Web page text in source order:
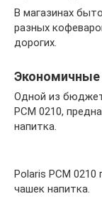
В магазинах
разных
дорогих.
Экономичные
Одной из
PCM 0210,
напитка.
Polaris PCM 0210
чашек напитка.